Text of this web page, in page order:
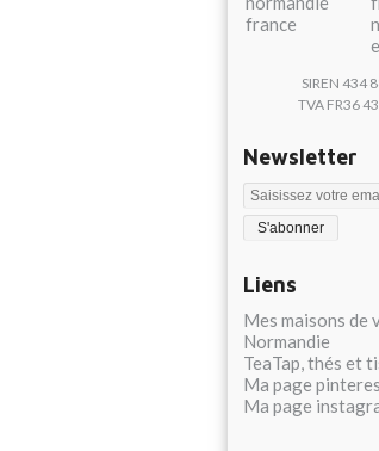
SIREN 434
TVA FR36
Newsletter
Liens
Mes maisons de
Normandie
TeaTap, thés et
Ma page
Ma page